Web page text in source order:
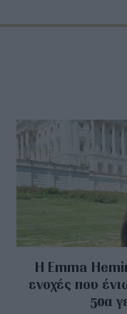
H Emma
ενοχές που
50α